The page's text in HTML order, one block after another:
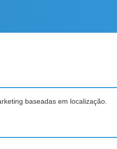
baseadas em localização.